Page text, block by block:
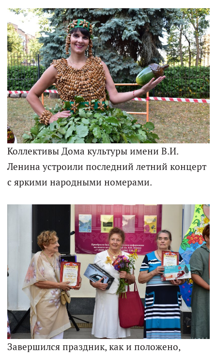
Коллективы Дома культуры имени В.И.
Ленина устроили последний летний концерт
с яркими народными номерами.
Завершился праздник, как и положено,